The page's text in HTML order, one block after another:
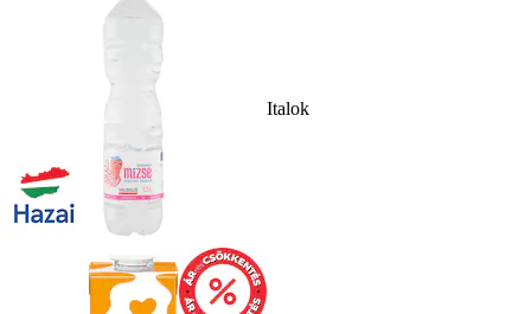
Italok